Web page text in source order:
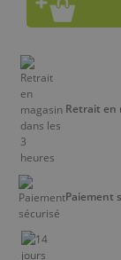
Retrait en
Paiement